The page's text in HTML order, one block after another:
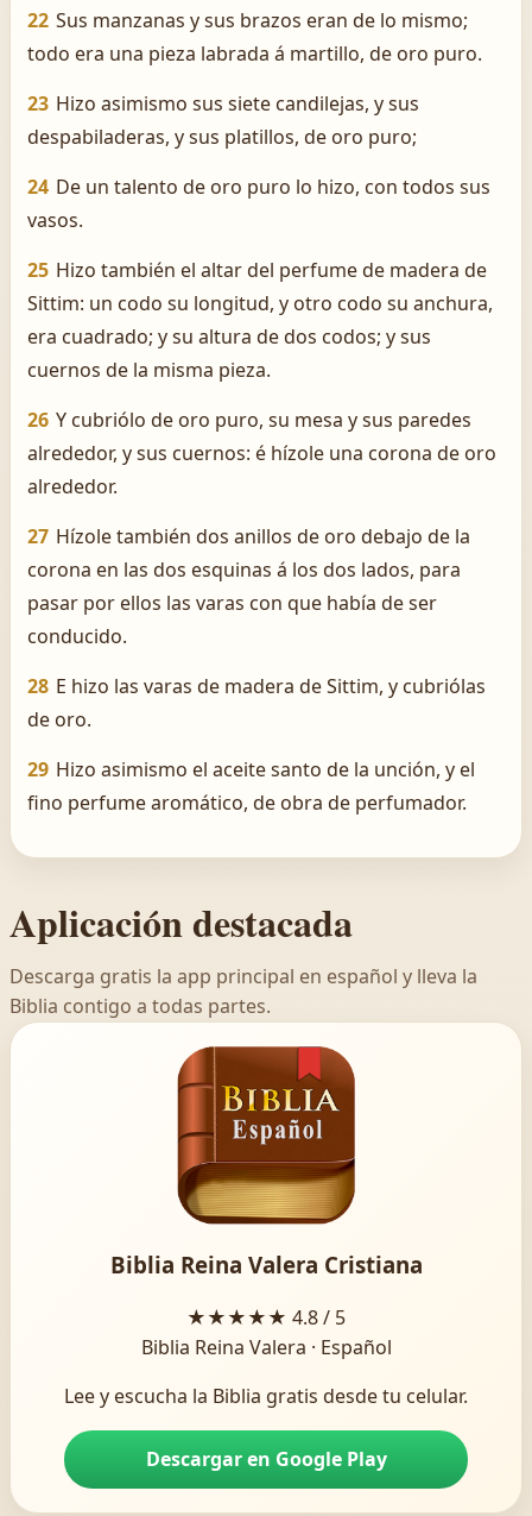
22 Sus manzanas y sus brazos eran de lo mismo;
todo era una pieza labrada á martillo, de oro puro.
23 Hizo asimismo sus siete candilejas, y sus
despabiladeras, y sus platillos, de oro puro;
24 De un talento de oro puro lo hizo, con todos sus
vasos.
25 Hizo también el altar del perfume de madera de
Sittim: un codo su longitud, y otro codo su anchura,
era cuadrado; y su altura de dos codos; y sus
cuernos de la misma pieza.
26 Y cubriólo de oro puro, su mesa y sus paredes
alrededor, y sus cuernos: é hízole una corona de oro
alrededor.
27 Hízole también dos anillos de oro debajo de la
corona en las dos esquinas á los dos lados, para
pasar por ellos las varas con que había de ser
conducido.
28 E hizo las varas de madera de Sittim, y cubriólas
de oro.
29 Hizo asimismo el aceite santo de la unción, y el
fino perfume aromático, de obra de perfumador.
Aplicación destacada
Descarga gratis la app principal en español y lleva la
Biblia contigo a todas partes.
Biblia Reina Valera Cristiana
★★★★★ 4.8 / 5
Biblia Reina Valera · Español
Lee y escucha la Biblia gratis desde tu celular.
Descargar en Google Play